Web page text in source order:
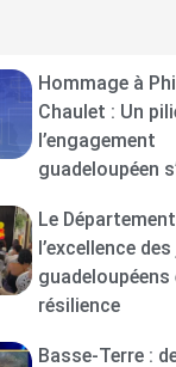
Hommage à
Chaulet : Un
l’engagement
guadeloupéen
Le
l’excellence
guadeloupéens
résilience
Basse-Terre :